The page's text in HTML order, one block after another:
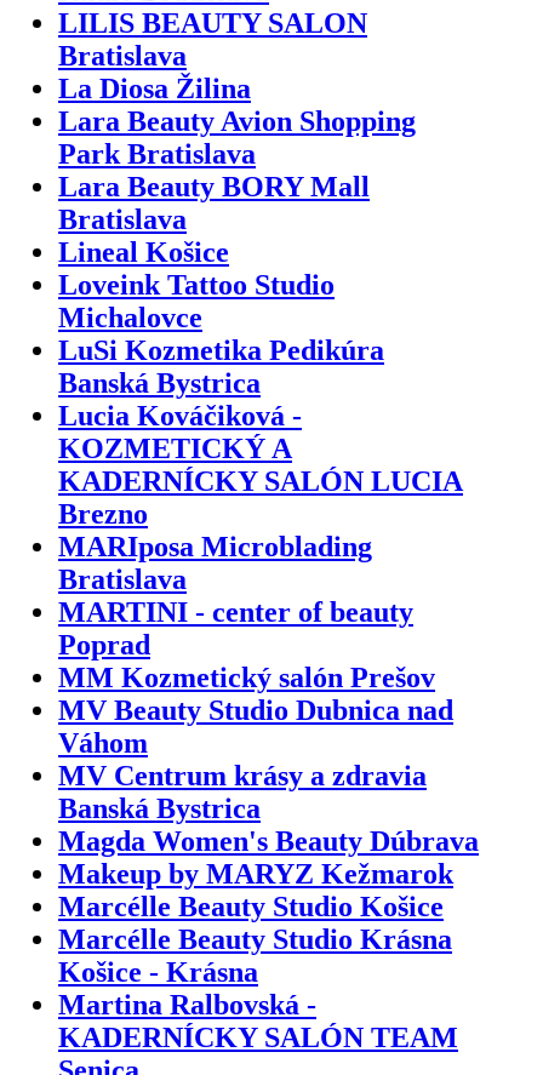
LILIS BEAUTY SALON
Bratislava
La Diosa Žilina
Lara Beauty Avion Shopping
Park Bratislava
Lara Beauty BORY Mall
Bratislava
Lineal Košice
Loveink Tattoo Studio
Michalovce
LuSi Kozmetika Pedikúra
Banská Bystrica
Lucia Kováčiková -
KOZMETICKÝ A
KADERNÍCKY SALÓN LUCIA
Brezno
MARIposa Microblading
Bratislava
MARTINI - center of beauty
Poprad
MM Kozmetický salón Prešov
MV Beauty Studio Dubnica nad
Váhom
MV Centrum krásy a zdravia
Banská Bystrica
Magda Women's Beauty Dúbrava
Makeup by MARYZ Kežmarok
Marcélle Beauty Studio Košice
Marcélle Beauty Studio Krásna
Košice - Krásna
Martina Ralbovská -
KADERNÍCKY SALÓN TEAM